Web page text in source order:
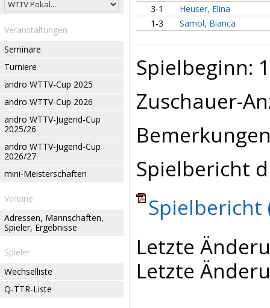
Veranstaltungen
Seminare
Turniere
andro WTTV-Cup 2025
andro WTTV-Cup 2026
andro WTTV-Jugend-Cup
2025/26
andro WTTV-Jugend-Cup
2026/27
mini-Meisterschaften
Vereine
Adressen, Mannschaften,
Spieler, Ergebnisse
Spieler
Wechselliste
Q-TTR-Liste
3-1
Heuser, Elina
1-3
Samol, Bianca
Spielbeginn:
Zuschauer-
Spielbericht
Spielbericht
Letzte
Letzte